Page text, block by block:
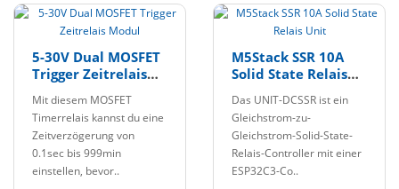
5-30V Dual MOSFET
Trigger Zeitrelais
Mit diesem MOSFET
Timerrelais kannst du eine
Zeitverzögerung von
0.1sec bis 999min
einstellen, bevor..
M5Stack SSR 10A
Solid State Relais
Das UNIT-DCSSR ist ein
Gleichstrom-zu-
Gleichstrom-Solid-State-
Relais-Controller mit einer
ESP32C3-Co..